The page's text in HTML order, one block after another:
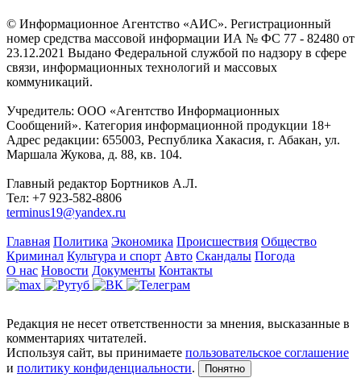
© Информационное Агентство «АИС». Регистрационный
номер средства массовой информации ИА № ФС 77 - 82480 от
23.12.2021 Выдано Федеральной службой по надзору в сфере
связи, информационных технологий и массовых
коммуникаций.
Учредитель: ООО «Агентство Информационных
Сообщений». Категория информационной продукции 18+
Адрес редакции: 655003, Республика Хакасия, г. Абакан, ул.
Маршала Жукова, д. 88, кв. 104.
Главный редактор Бортников А.Л.
Тел: +7 923-582-8806
terminus19@yandex.ru
Главная Политика Экономика Происшествия Общество
Криминал Культура и спорт Авто Скандалы Погода
О нас Новости Документы Контакты
Редакция не несет ответственности за мнения, высказанные в
комментариях читателей.
Используя сайт, вы принимаете пользовательское соглашение
и политику конфиденциальности. Понятно